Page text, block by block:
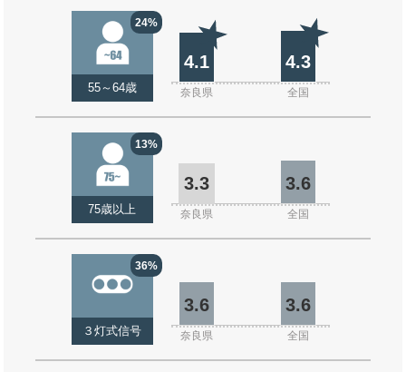
24%
55～64歳
4.1 4.3
奈良県 全国
13%
75歳以上
3.3 3.6
奈良県 全国
36%
３灯式信号
3.6 3.6
奈良県 全国